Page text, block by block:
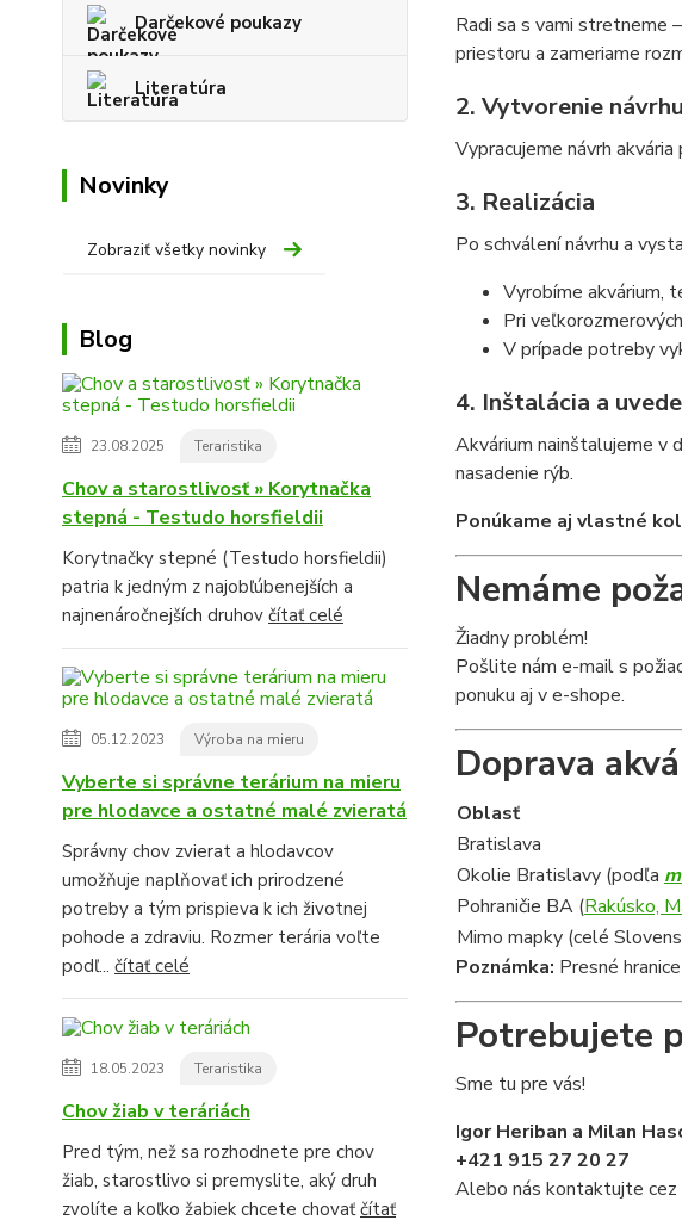
Darčekové poukazy
Literatúra
Novinky
Zobraziť všetky novinky
Blog
23.08.2025 Teraristika
Chov a starostlivosť » Korytnačka
stepná - Testudo horsfieldii
Korytnačky stepné (Testudo horsfieldii)
patria k jedným z najobľúbenejších a
najnenáročnejších druhov čítať celé
05.12.2023 Výroba na mieru
Vyberte si správne terárium na mieru
pre hlodavce a ostatné malé zvieratá
Správny chov zvierat a hlodavcov
umožňuje naplňovať ich prirodzené
potreby a tým prispieva k ich životnej
pohode a zdraviu. Rozmer terária voľte
podľ... čítať celé
18.05.2023 Teraristika
Chov žiab v teráriách
Pred tým, než sa rozhodnete pre chov
žiab, starostlivo si premyslite, aký druh
zvolíte a koľko žabiek chcete chovaťčítať
Radi sa s vami stretneme
priestoru a zameriame
2. Vytvorenie návrhu
Vypracujeme návrh
3. Realizácia
Po schválení návrhu a
Vyrobíme akvárium,
Pri
V prípade potreby
4. Inštalácia a
Akvárium nainštalujeme v
nasadenie rýb.
Ponúkame aj vlastné
Nemáme
Žiadny problém!
Pošlite nám e-mail s
ponuku aj v e-shope.
Doprava
Oblasť
Bratislava
Okolie Bratislavy (podľa
Pohraničie BA (Rakúsko,
Mimo mapky (celé
Poznámka: Presné
Potrebujete
Sme tu pre vás!
Igor Heriban a Milan
+421 915 27 20 27
Alebo nás kontaktujte cez